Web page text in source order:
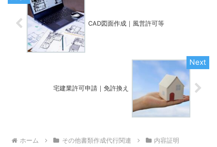
CAD図面作成｜風営許可等
宅建業許可申請｜免許換え
ホーム その他書類作成代行関連 内容証明